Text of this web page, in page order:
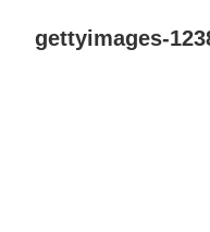
gettyimages-